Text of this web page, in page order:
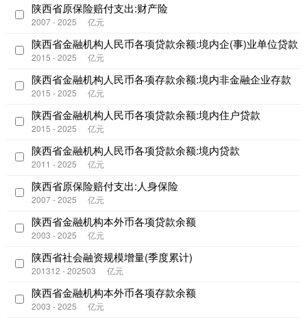
陕西省原保险赔付支出:财产险
2007 - 2025 亿元
陕西省金融机构人民币各项贷款余额:境内企(事)业单位贷款
2015 - 2025 亿元
陕西省金融机构人民币各项存款余额:境内非金融企业存款
2015 - 2025 亿元
陕西省金融机构人民币各项贷款余额:境内住户贷款
2015 - 2025 亿元
陕西省金融机构人民币各项贷款余额:境内贷款
2011 - 2025 亿元
陕西省原保险赔付支出:人身保险
2007 - 2025 亿元
陕西省金融机构本外币各项贷款余额
2003 - 2025 亿元
陕西省社会融资规模增量(季度累计)
201312 - 202503 亿元
陕西省金融机构本外币各项存款余额
2003 - 2025 亿元